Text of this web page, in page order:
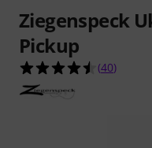
Ziegenspeck
Pickup
4.5
(40)